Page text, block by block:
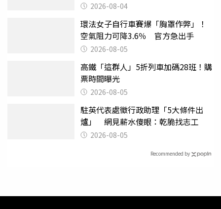
2026-08-04
環法女子自行車賽爆「胸罩作弊」！
空氣阻力可降3.6％ 官方急出手
2026-08-05
高鐵「這群人」5折列車加碼28班！購
票時間曝光
2026-08-05
駐英代表處徵行政助理「5大條件出
爐」 網見薪水傻眼：乾脆找志工
2026-08-05
Recommended by